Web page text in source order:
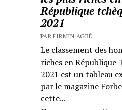
République
2021
PAR FIRMIN AGBÉ
Le classement des
riches en République
2021 est un tableau
par le magazine
cette...